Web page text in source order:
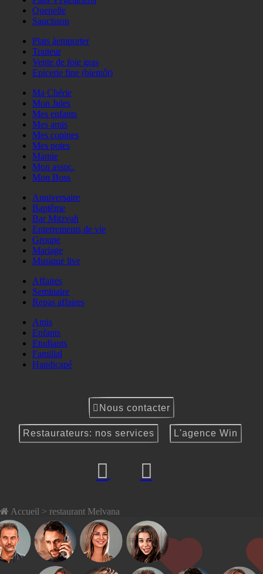
Quenelle
Saucisson
Plats àemporter
Traiteur
Vente de foie gras
Epicerie fine (bientôt)
Ma Chérie
Mon Jules
Mes enfants
Mes amis
Mes copines
Mes potes
Mamie
Mon assoc.
Mon Boss
Anniversaire
Baptême
Bar Mitzvah
Enterrements de vie
Groupe
Mariage
Musique live
Affaires
Seminaire
Repas affaires
Amis
Enfants
Etudiants
Familial
Handicapé
Nous contacter
Restaurateurs: nos services L'agence Win
Accueil > restaurant Melvana